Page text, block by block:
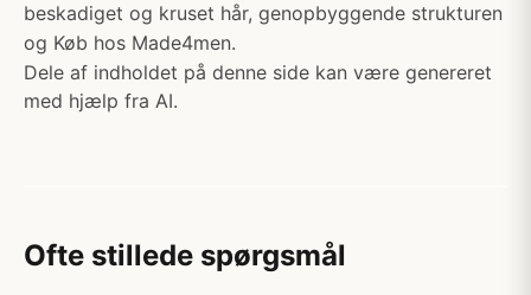
beskadiget og kruset hår, genopbyggende strukturen
og Køb hos Made4men.
Dele af indholdet på denne side kan være genereret
med hjælp fra AI.
Ofte stillede spørgsmål